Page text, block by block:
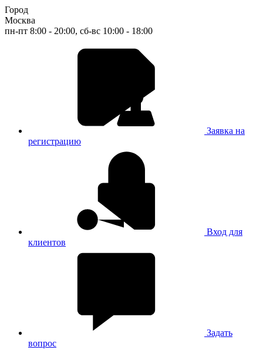
Город
Москва
пн-пт 8:00 - 20:00, сб-вс 10:00 - 18:00
Заявка на
регистрацию
Вход для
клиентов
Задать
вопрос